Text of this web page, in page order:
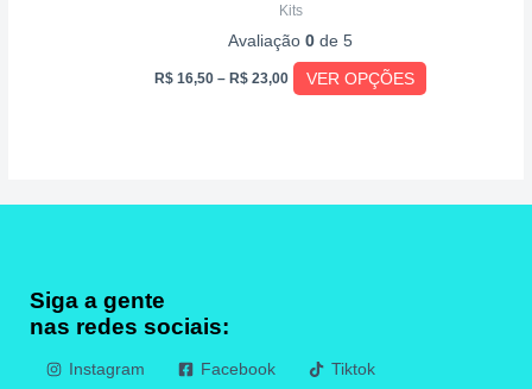
Kits
Avaliação0 de 5
R$ 16,50 – R$ 23,00 VER OPÇÕES
Siga a gente
nas redes sociais:
Instagram Facebook
Tiktok